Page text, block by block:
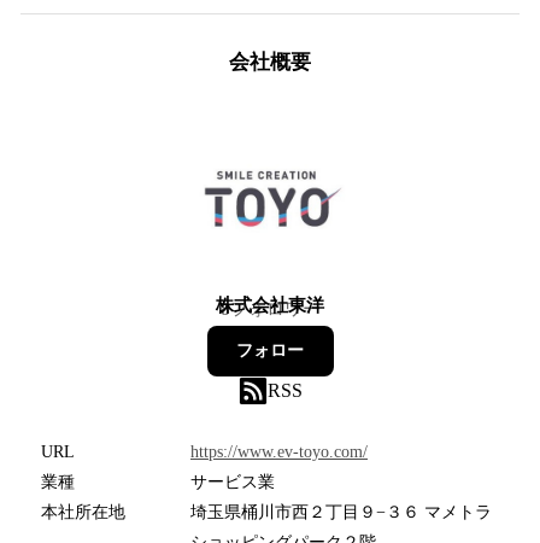
会社概要
株式会社東洋
8フォロワー
フォロー
RSS
URL
https://www.ev-toyo.com/
業種
サービス業
本社所在地
埼玉県桶川市西２丁目９−３６ マメトラ